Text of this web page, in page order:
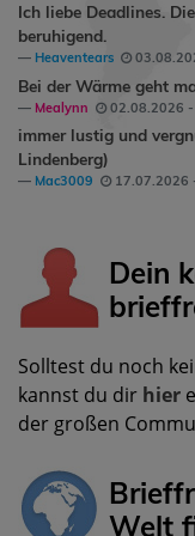
Ich liebe Deadlines.
beruhigend.
Heaventears
Bei der Wärme geht
Mealynn 02.08.2026
immer lustig und
Lindenberg)
Mac3009 17.07.2026
Dein
Solltest du noch
kannst du dir hier
der großen
Welt